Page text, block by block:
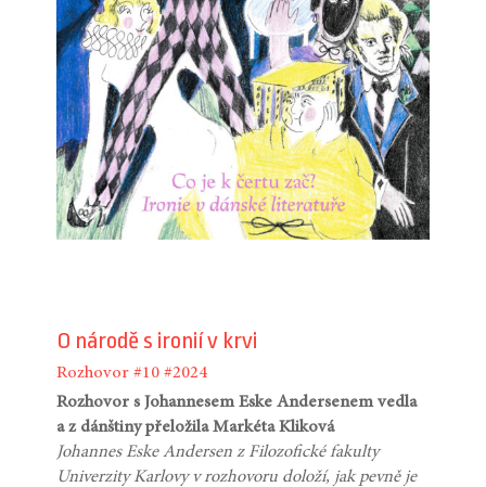
O národě s ironií v krvi
Rozhovor #10 #2024
Rozhovor s Johannesem Eske Andersenem vedla
a z dánštiny přeložila Markéta Kliková
Johannes Eske Andersen z Filozofické fakulty
Univerzity Karlovy v rozhovoru doloží, jak pevně je